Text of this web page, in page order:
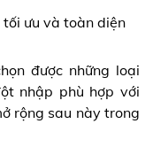
ưu và toàn diện
được những loại
nhập phù hợp với
rộng sau này trong